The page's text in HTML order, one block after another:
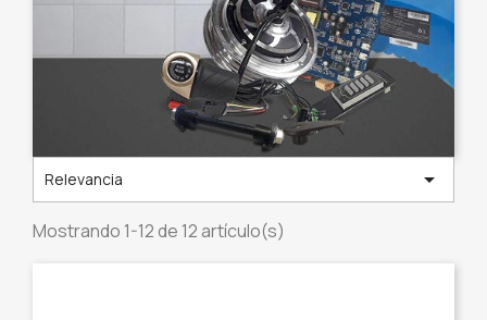
Relevancia 
Mostrando 1-12 de 12 artículo(s)